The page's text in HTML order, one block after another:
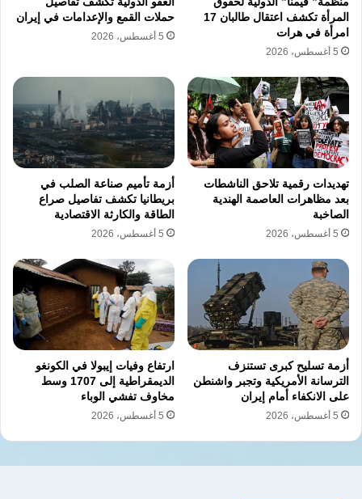
المرأة تكشف اعتقال طالبان 17
امرأة في هرات
5 أغسطس، 2026
حملات القمع والإعدامات في إيران
5 أغسطس، 2026
تهديدات رقمية تلاحق الناشطات
بعد مظاهرات العاصمة الهندية
الصاخبة
5 أغسطس، 2026
أزمة تأميم صناعة الصلب في
بريطانيا تكشف تفاصيل صراع
الطاقة والكارثة الاقتصادية
5 أغسطس، 2026
أزمة تسليح كبرى تستنزف
الترسانة الأمريكية وتجبر واشنطن
على الانكفاء أمام إيران
5 أغسطس، 2026
ارتفاع وفيات إيبولا في الكونغو
الديمقراطية إلى 1707 وسط
مخاوف تفشي الوباء
5 أغسطس، 2026